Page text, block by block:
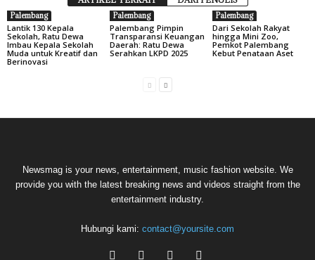
Palembang
Lantik 130 Kepala
Sekolah, Ratu Dewa
Imbau Kepala Sekolah
Muda untuk Kreatif dan
Berinovasi
Palembang
Palembang Pimpin
Transparansi Keuangan
Daerah: Ratu Dewa
Serahkan LKPD 2025
Palembang
Dari Sekolah Rakyat
hingga Mini Zoo,
Pemkot Palembang
Kebut Penataan Aset
Newsmag is your news, entertainment, music fashion website. We
provide you with the latest breaking news and videos straight from the
entertainment industry.
Hubungi kami: contact@yoursite.com